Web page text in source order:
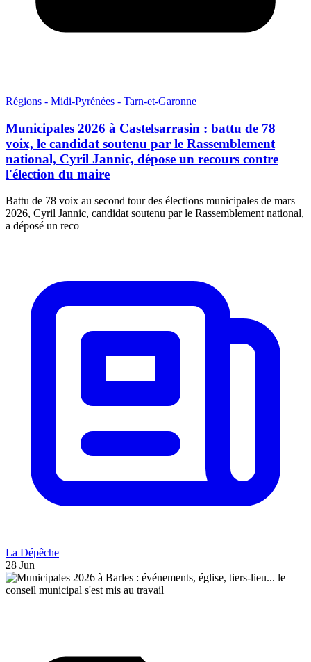
Régions - Midi-Pyrénées - Tarn-et-Garonne
Municipales 2026 à Castelsarrasin : battu de 78
voix, le candidat soutenu par le Rassemblement
national, Cyril Jannic, dépose un recours contre
l'élection du maire
Battu de 78 voix au second tour des élections municipales de mars
2026, Cyril Jannic, candidat soutenu par le Rassemblement national,
a déposé un reco
La Dépêche
28 Jun